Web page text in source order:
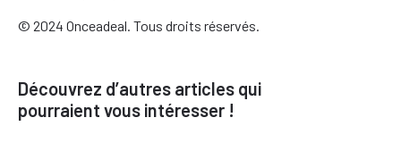
© 2024 Onceadeal. Tous droits réservés.
Découvrez d’autres articles qui
pourraient vous intéresser !